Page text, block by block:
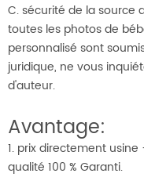
C. sécurité de la source
toutes les photos de
personnalisé sont
juridique, ne vous
d'auteur.
Avantage:
1. prix directement
qualité 100 % Garanti.